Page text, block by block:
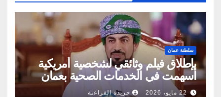
سلطنة عمان
بإطلاق فيلم وثائقي لشخصية أمريكية
أسهمت في الخدمات الصحية بعمان
22 مايو، 2026 جريدة الفراعنة